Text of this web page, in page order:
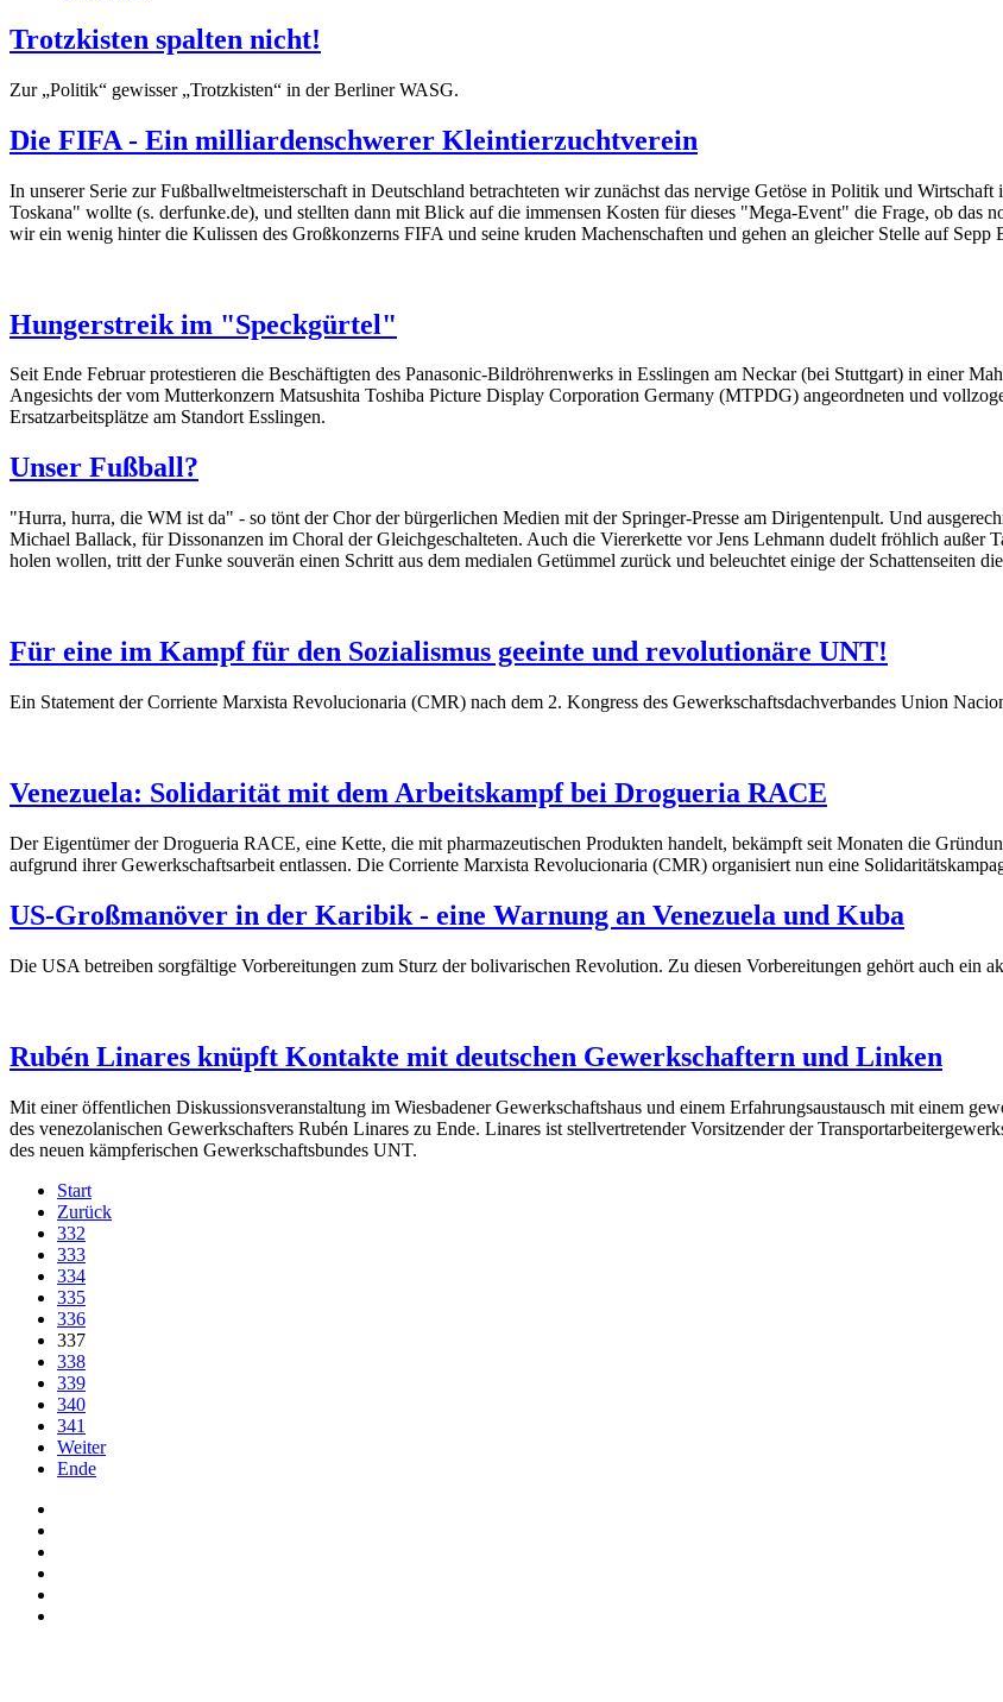
Trotzkisten spalten nicht!
Zur „Politik“ gewisser „Trotzkisten“ in der Berliner WASG.
Die FIFA - Ein milliardenschwerer Kleintierzuchtverein
In unserer Serie zur Fußballweltmeisterschaft in Deutschland betrachteten wir zunächst das nervige Getöse in Politik und
Toskana" wollte (s. derfunke.de), und stellten dann mit Blick auf die immensen Kosten für dieses "Mega-Event" die Frage, ob das
wir ein wenig hinter die Kulissen des Großkonzerns FIFA und seine kruden Machenschaften und gehen an gleicher Stelle auf Sepp
Hungerstreik im "Speckgürtel"
Seit Ende Februar protestieren die Beschäftigten des Panasonic-Bildröhrenwerks in Esslingen am Neckar (bei Stuttgart) in einer
Angesichts der vom Mutterkonzern Matsushita Toshiba Picture Display Corporation Germany (MTPDG) angeordneten und
Ersatzarbeitsplätze am Standort Esslingen.
Unser Fußball?
"Hurra, hurra, die WM ist da" - so tönt der Chor der bürgerlichen Medien mit der Springer-Presse am Dirigentenpult. Und
Michael Ballack, für Dissonanzen im Choral der Gleichgeschalteten. Auch die Viererkette vor Jens Lehmann dudelt fröhlich
holen wollen, tritt der Funke souverän einen Schritt aus dem medialen Getümmel zurück und beleuchtet einige der Schattenseiten
Für eine im Kampf für den Sozialismus geeinte und revolutionäre UNT!
Ein Statement der Corriente Marxista Revolucionaria (CMR) nach dem 2. Kongress des Gewerkschaftsdachverbandes Union
Venezuela: Solidarität mit dem Arbeitskampf bei Drogueria RACE
Der Eigentümer der Drogueria RACE, eine Kette, die mit pharmazeutischen Produkten handelt, bekämpft seit Monaten die
aufgrund ihrer Gewerkschaftsarbeit entlassen. Die Corriente Marxista Revolucionaria (CMR) organisiert nun eine
US-Großmanöver in der Karibik - eine Warnung an Venezuela und Kuba
Die USA betreiben sorgfältige Vorbereitungen zum Sturz der bolivarischen Revolution. Zu diesen Vorbereitungen gehört auch ein
Rubén Linares knüpft Kontakte mit deutschen Gewerkschaftern und Linken
Mit einer öffentlichen Diskussionsveranstaltung im Wiesbadener Gewerkschaftshaus und einem Erfahrungsaustausch mit einem
des venezolanischen Gewerkschafters Rubén Linares zu Ende. Linares ist stellvertretender Vorsitzender der
des neuen kämpferischen Gewerkschaftsbundes UNT.
Start
Zurück
332
333
334
335
336
337
338
339
340
341
Weiter
Ende